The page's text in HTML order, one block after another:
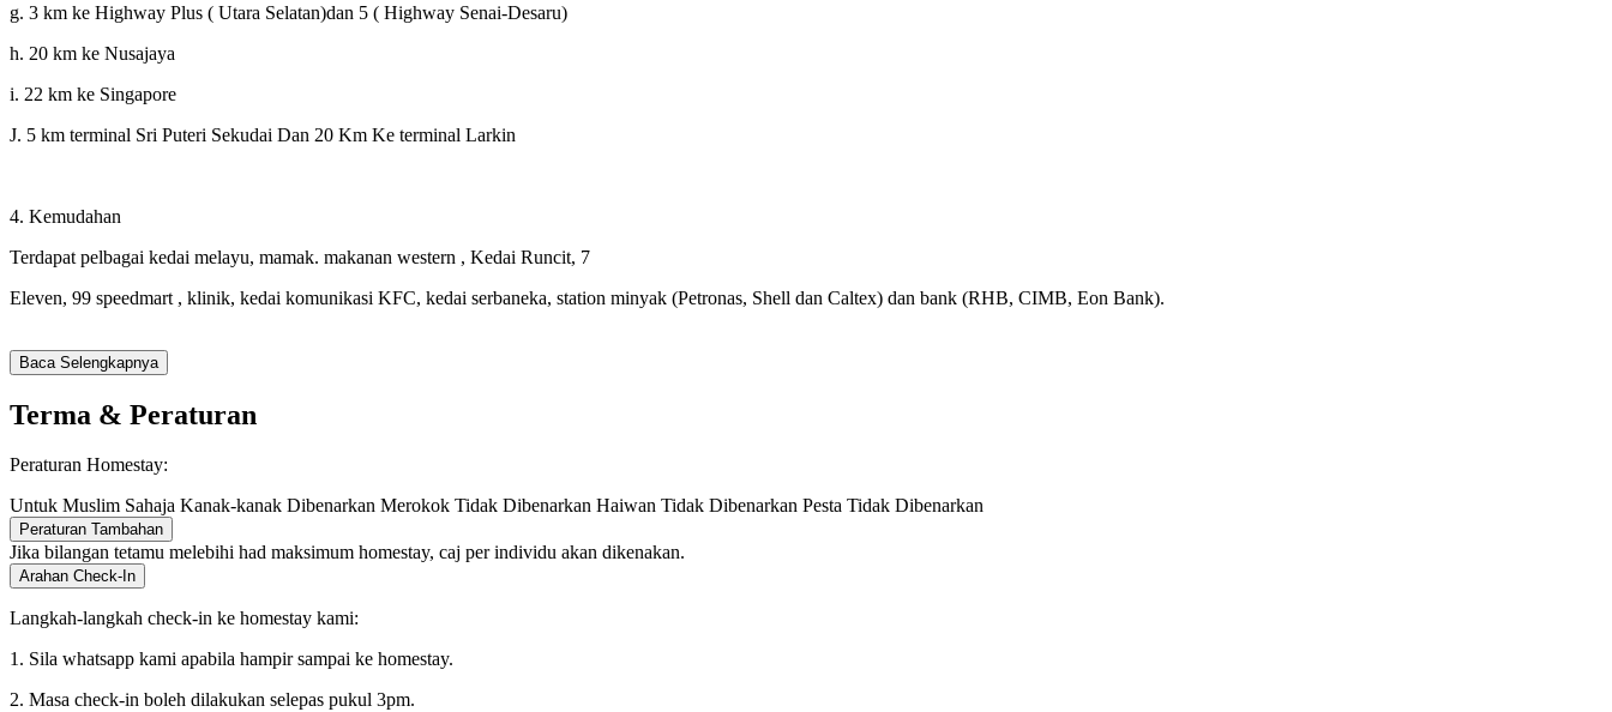
g. 3 km ke Highway Plus ( Utara Selatan)dan 5 ( Highway Senai-Desaru)
h. 20 km ke Nusajaya
i. 22 km ke Singapore
J. 5 km terminal Sri Puteri Sekudai Dan 20 Km Ke terminal Larkin
4. Kemudahan
Terdapat pelbagai kedai melayu, mamak. makanan western , Kedai Runcit, 7
Eleven, 99 speedmart , klinik, kedai komunikasi KFC, kedai serbaneka, station minyak (Petronas, Shell dan Caltex) dan bank (RHB, CIMB, Eon Bank).
Baca Selengkapnya
Terma & Peraturan
Peraturan Homestay:
Untuk Muslim Sahaja Kanak-kanak Dibenarkan Merokok Tidak Dibenarkan Haiwan Tidak Dibenarkan Pesta Tidak Dibenarkan
Peraturan Tambahan
Jika bilangan tetamu melebihi had maksimum homestay, caj per individu akan dikenakan.
Arahan Check-In
Langkah-langkah check-in ke homestay kami:
1. Sila whatsapp kami apabila hampir sampai ke homestay.
2. Masa check-in boleh dilakukan selepas pukul 3pm.